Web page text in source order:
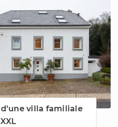
villa familiale
XXL